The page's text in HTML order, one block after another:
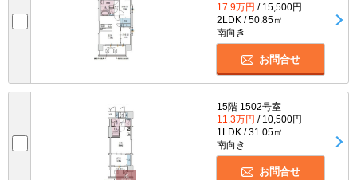
17.9万円 / 15,500円
2LDK / 50.85㎡
南向き
お問合せ
15階 1502号室
11.3万円 / 10,500円
1LDK / 31.05㎡
南向き
お問合せ